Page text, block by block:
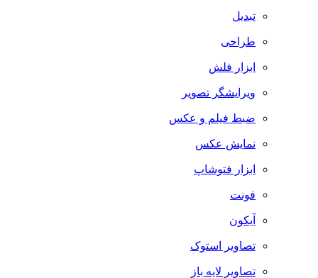
تبدیل
طراحی
ابزار فلش
ویرایشگر تصویر
ضبط فيلم و عكس
نمایش عکس
ابزار فتوشاپ
فونت
آیکون
تصاویر استوک
تصاویر لایه باز